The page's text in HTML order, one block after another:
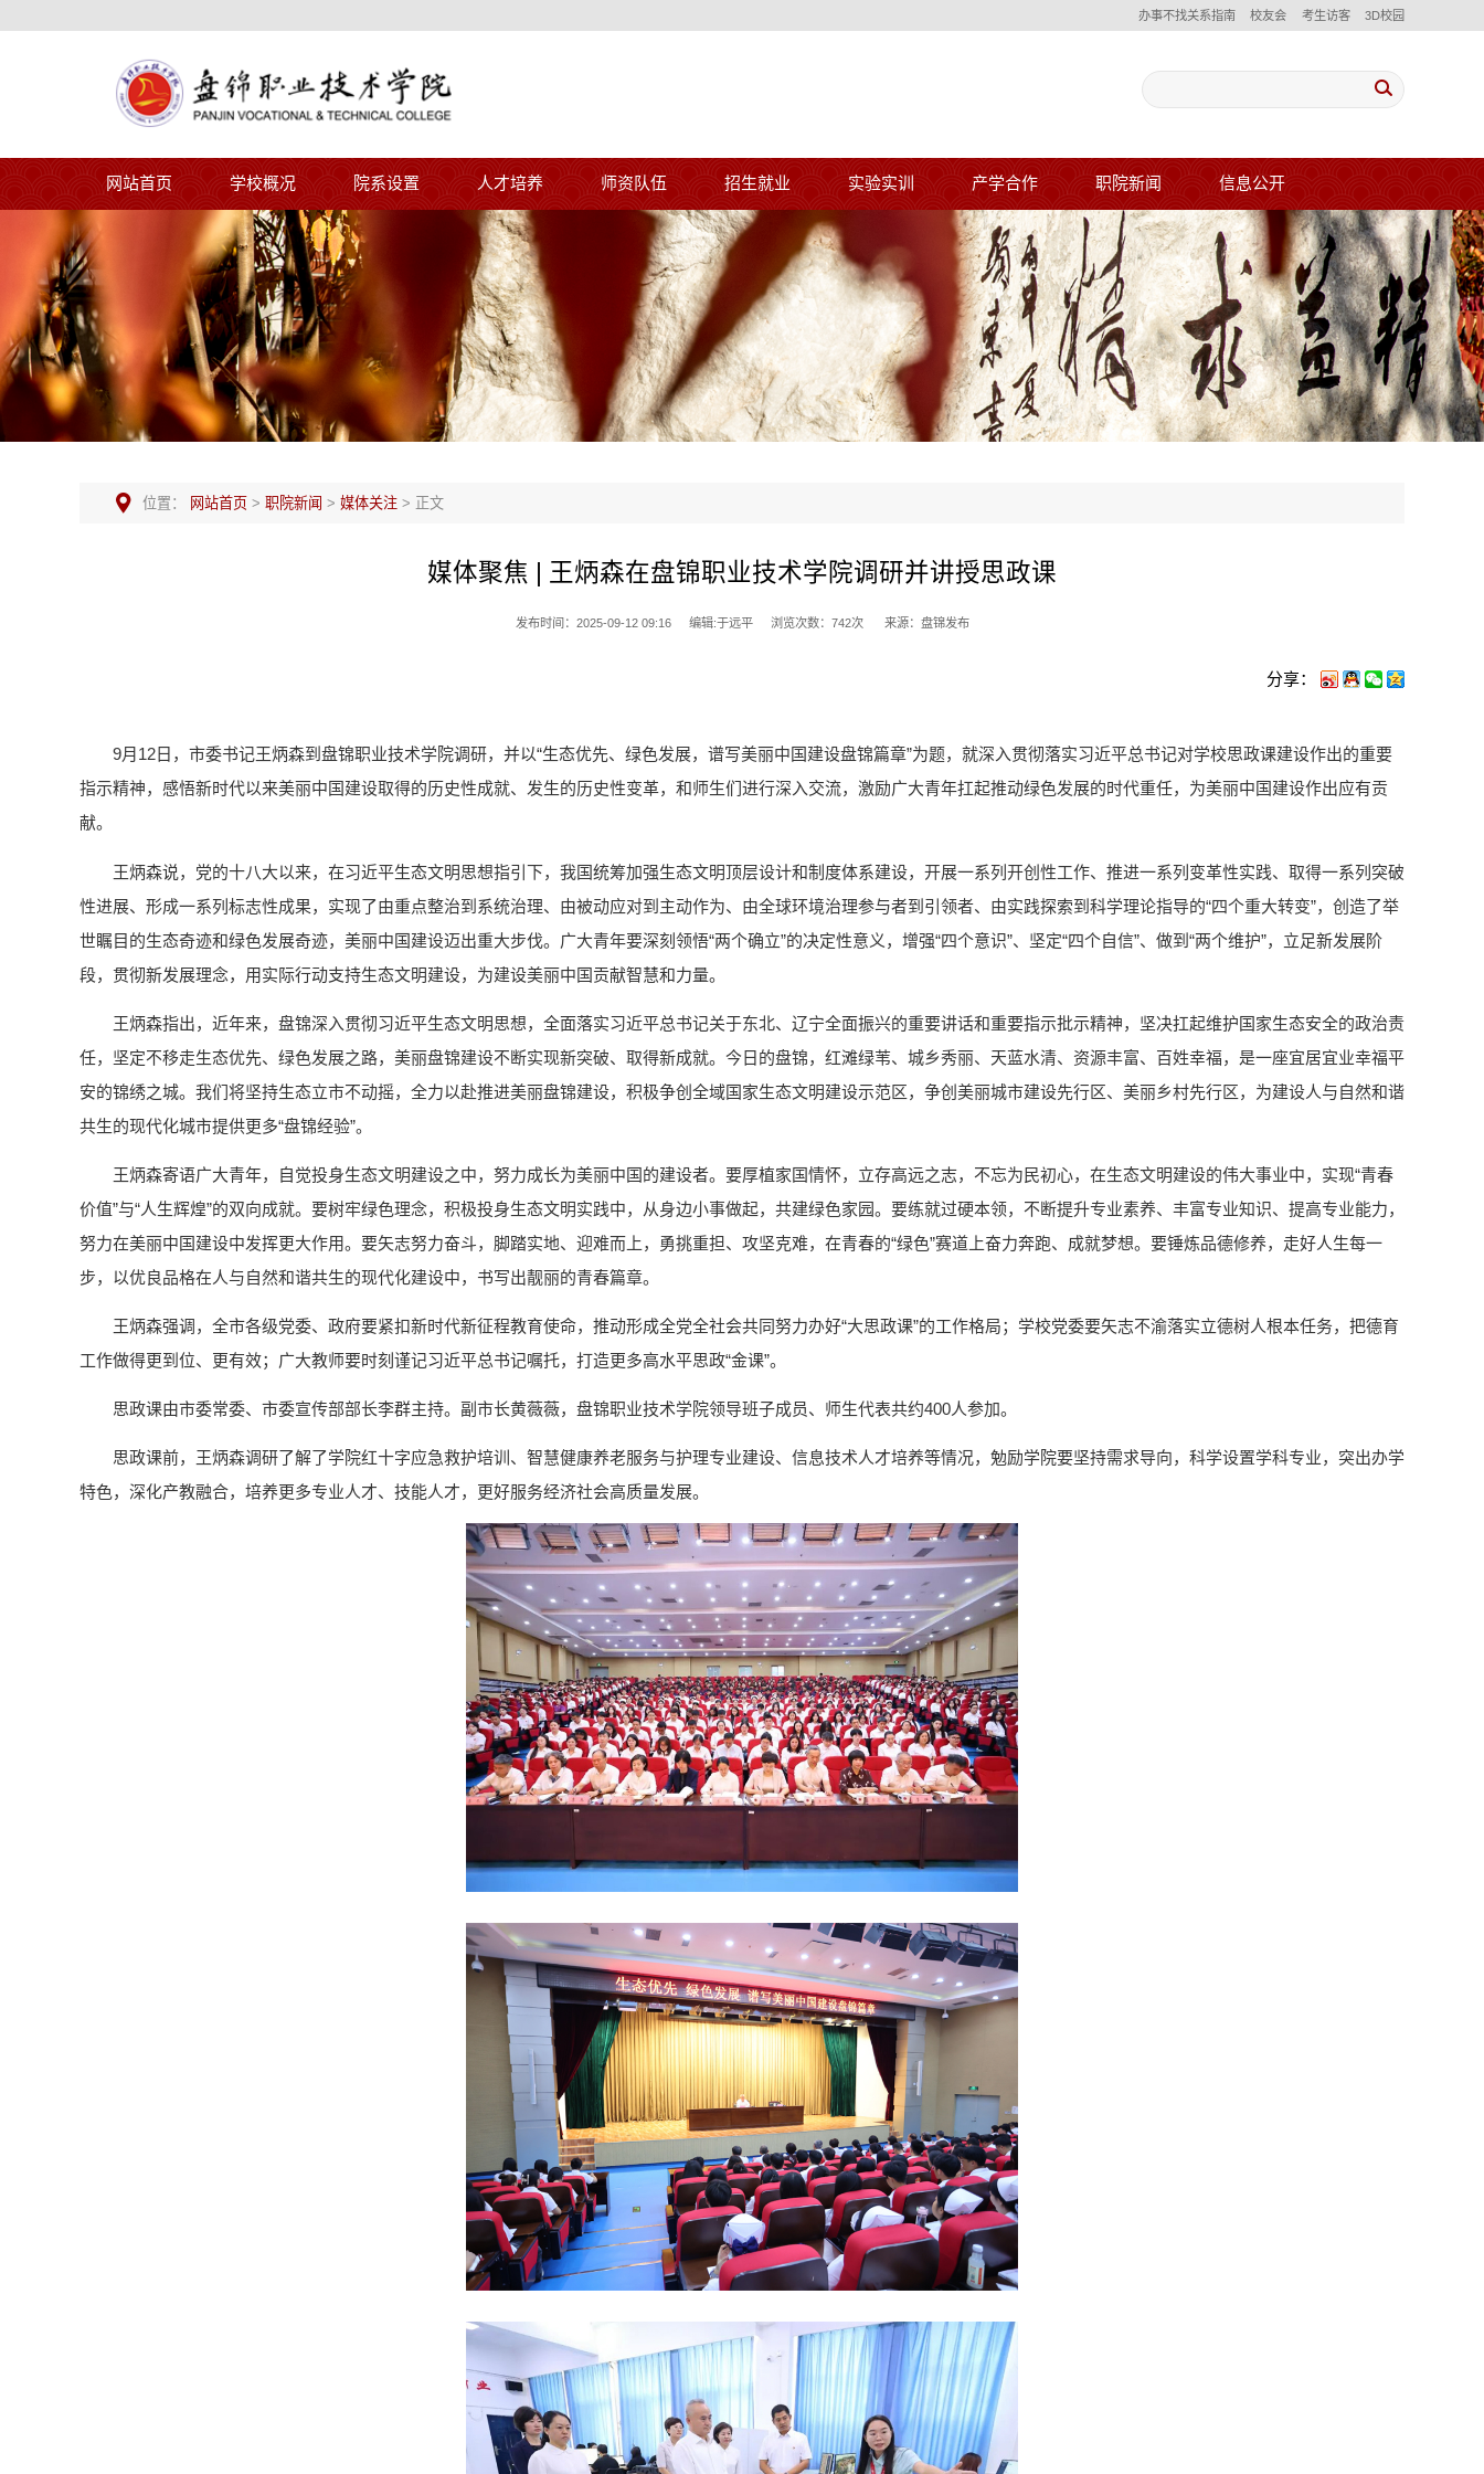
办事不找关系指南 校友会 考生访客 3D校园
网站首页 学校概况 院系设置 人才培养 师资队伍 招生就业 实验实训 产学合作 职院新闻 信息公开
位置： 网站首页 > 职院新闻 > 媒体关注> 正文
媒体聚焦 | 王炳森在盘锦职业技术学院调研并讲授思政课
发布时间：2025-09-12 09:16 编辑:于远平 浏览次数： 742次 来源：盘锦发布
分享：
9月12日，市委书记王炳森到盘锦职业技术学院调研，并以“生态优先、绿色发展，谱写美丽中国建设盘锦篇章”为题，就深入贯彻落实习近平总书记对学校思政课建设作出的重要
指示精神，感悟新时代以来美丽中国建设取得的历史性成就、发生的历史性变革，和师生们进行深入交流，激励广大青年扛起推动绿色发展的时代重任，为美丽中国建设作出应有贡
献。
王炳森说，党的十八大以来，在习近平生态文明思想指引下，我国统筹加强生态文明顶层设计和制度体系建设，开展一系列开创性工作、推进一系列变革性实践、取得一系列突破
性进展、形成一系列标志性成果，实现了由重点整治到系统治理、由被动应对到主动作为、由全球环境治理参与者到引领者、由实践探索到科学理论指导的“四个重大转变”，创造了举
世瞩目的生态奇迹和绿色发展奇迹，美丽中国建设迈出重大步伐。广大青年要深刻领悟“两个确立”的决定性意义，增强“四个意识”、坚定“四个自信”、做到“两个维护”，立足新发展阶
段，贯彻新发展理念，用实际行动支持生态文明建设，为建设美丽中国贡献智慧和力量。
王炳森指出，近年来，盘锦深入贯彻习近平生态文明思想，全面落实习近平总书记关于东北、辽宁全面振兴的重要讲话和重要指示批示精神，坚决扛起维护国家生态安全的政治责
任，坚定不移走生态优先、绿色发展之路，美丽盘锦建设不断实现新突破、取得新成就。今日的盘锦，红滩绿苇、城乡秀丽、天蓝水清、资源丰富、百姓幸福，是一座宜居宜业幸福平
安的锦绣之城。我们将坚持生态立市不动摇，全力以赴推进美丽盘锦建设，积极争创全域国家生态文明建设示范区，争创美丽城市建设先行区、美丽乡村先行区，为建设人与自然和谐
共生的现代化城市提供更多“盘锦经验”。
王炳森寄语广大青年，自觉投身生态文明建设之中，努力成长为美丽中国的建设者。要厚植家国情怀，立存高远之志，不忘为民初心，在生态文明建设的伟大事业中，实现“青春
价值”与“人生辉煌”的双向成就。要树牢绿色理念，积极投身生态文明实践中，从身边小事做起，共建绿色家园。要练就过硬本领，不断提升专业素养、丰富专业知识、提高专业能力，
努力在美丽中国建设中发挥更大作用。要矢志努力奋斗，脚踏实地、迎难而上，勇挑重担、攻坚克难，在青春的“绿色”赛道上奋力奔跑、成就梦想。要锤炼品德修养，走好人生每一
步，以优良品格在人与自然和谐共生的现代化建设中，书写出靓丽的青春篇章。
王炳森强调，全市各级党委、政府要紧扣新时代新征程教育使命，推动形成全党全社会共同努力办好“大思政课”的工作格局；学校党委要矢志不渝落实立德树人根本任务，把德育
工作做得更到位、更有效；广大教师要时刻谨记习近平总书记嘱托，打造更多高水平思政“金课”。
思政课由市委常委、市委宣传部部长李群主持。副市长黄薇薇，盘锦职业技术学院领导班子成员、师生代表共约400人参加。
思政课前，王炳森调研了解了学院红十字应急救护培训、智慧健康养老服务与护理专业建设、信息技术人才培养等情况，勉励学院要坚持需求导向，科学设置学科专业，突出办学
特色，深化产教融合，培养更多专业人才、技能人才，更好服务经济社会高质量发展。